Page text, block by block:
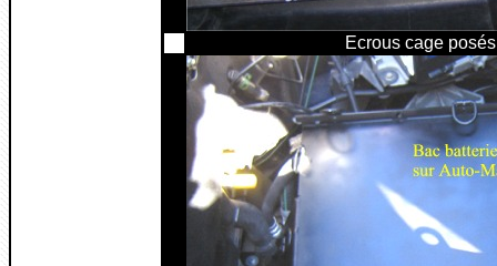
Ecrous cage